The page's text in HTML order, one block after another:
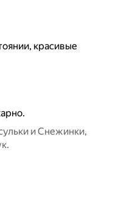
красивые
и Снежинки,